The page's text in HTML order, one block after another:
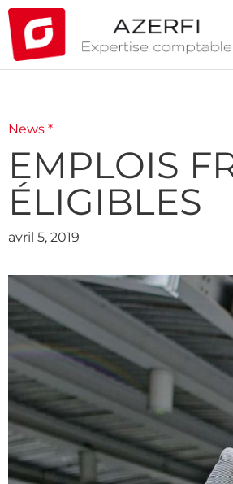
News *
EMPLOIS
ÉLIGIBLES
avril 5, 2019